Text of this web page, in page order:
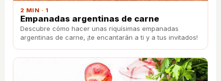
2 MIN · 1
Empanadas argentinas de carne
Descubre cómo hacer unas riquísimas empanadas
argentinas de carne, ¡te encantarán a ti y a tus invitados!